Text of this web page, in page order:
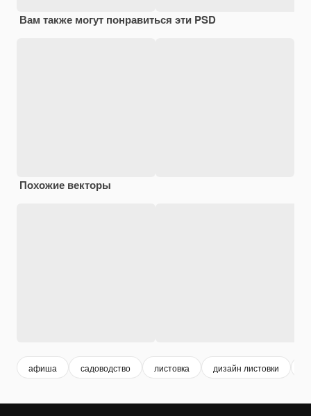
Вам также могут понравиться эти PSD
Похожие векторы
афиша садоводство листовка дизайн листовки